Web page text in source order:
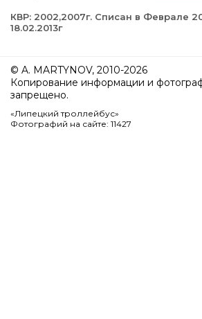
КВР: 2002,2007г. Списан в Феврале
18.02.2013г
© A. MARTYNOV, 2010-2026
Копирование информации и
запрещено.
«Липецкий троллейбус»
Фотографий на сайте: 11427